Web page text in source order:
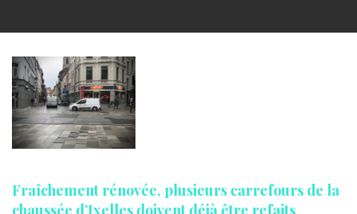
Fraîchement rénovée, plusieurs carrefours de la
chaussée d’Ixelles doivent déjà être refaits